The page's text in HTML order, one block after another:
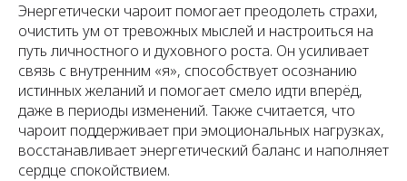
Энергетически чароит помогает преодолеть страхи,
очистить ум от тревожных мыслей и настроиться на
путь личностного и духовного роста. Он усиливает
связь с внутренним «я», способствует осознанию
истинных желаний и помогает смело идти вперёд,
даже в периоды изменений. Также считается, что
чароит поддерживает при эмоциональных нагрузках,
восстанавливает энергетический баланс и наполняет
сердце спокойствием.